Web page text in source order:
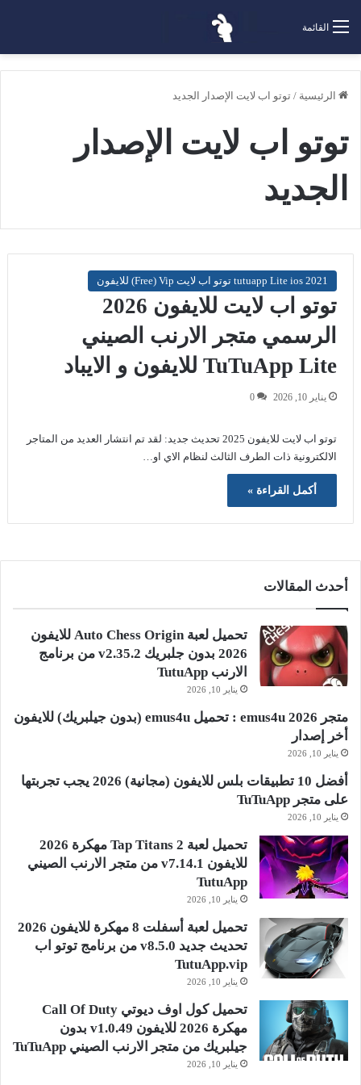
القائمة
الرئيسية / توتو اب لايت الإصدار الجديد
توتو اب لايت الإصدار
الجديد
tutuapp Lite ios 2021 توتو اب لايت Free) Vip) للايفون
توتو اب لايت للايفون 2026
الرسمي متجر الارنب الصيني
TuTuApp Lite للايفون و الايباد
يناير 10, 2026 0
توتو اب لايت للايفون 2025 تحديث جديد: لقد تم انتشار العديد من المتاجر
الالكترونية ذات الطرف الثالث لنظام الاي او…
أكمل القراءة »
أحدث المقالات
تحميل لعبة Auto Chess Origin للايفون
2026 بدون جلبريك v2.35.2 من برنامج
الارنب TutuApp
يناير 10, 2026
متجر emus4u 2026 : تحميل emus4u (بدون جيلبريك) للايفون
أخر إصدار
يناير 10, 2026
أفضل 10 تطبيقات بلس للايفون (مجانية) 2026 يجب تجربتها
على متجر TuTuApp
يناير 10, 2026
تحميل لعبة Tap Titans 2 مهكرة 2026
للايفون v7.14.1 من متجر الارنب الصيني
TutuApp
يناير 10, 2026
تحميل لعبة أسفلت 8 مهكرة للايفون 2026
تحديث جديد v8.5.0 من برنامج توتو اب
TutuApp.vip
يناير 10, 2026
تحميل كول اوف ديوتي Call Of Duty
مهكرة 2026 للايفون v1.0.49 بدون
جيلبريك من متجر الارنب الصيني TuTuApp
يناير 10, 2026